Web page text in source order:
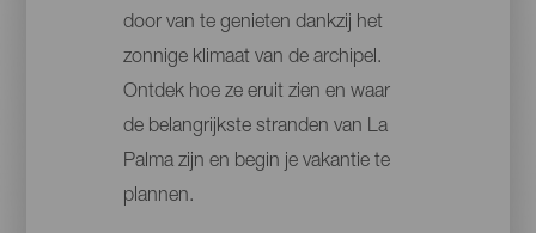
door van te genieten dankzij het
zonnige klimaat van de archipel.
Ontdek hoe ze eruit zien en waar
de belangrijkste stranden van La
Palma zijn en begin je vakantie te
plannen.